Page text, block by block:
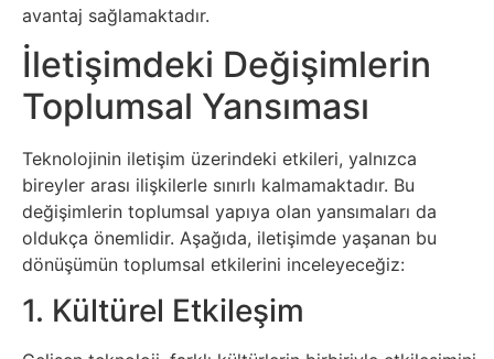
İnternet
İnternetten
Para
Kazanma
Kadın
Kim
Kimdir
avantaj sağlamaktadır.
İletişimdeki Değişimlerin
Toplumsal Yansıması
Teknolojinin iletişim üzerindeki etkileri, yalnızca
bireyler arası ilişkilerle sınırlı kalmamaktadır. Bu
değişimlerin toplumsal yapıya olan yansımaları da
oldukça önemlidir. Aşağıda, iletişimde yaşanan bu
dönüşümün toplumsal etkilerini inceleyeceğiz:
1. Kültürel Etkileşim